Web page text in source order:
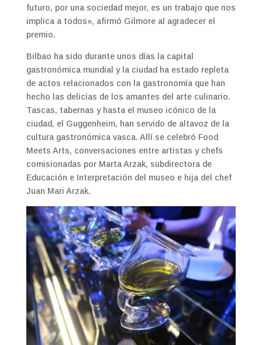
futuro, por una sociedad mejor, es un trabajo que nos
implica a todos», afirmó Gilmore al agradecer el
premio.
Bilbao ha sido durante unos días la capital
gastronómica mundial y la ciudad ha estado repleta
de actos relacionados con la gastronomía que han
hecho las delicias de los amantes del arte culinario.
Tascas, tabernas y hasta el museo icónico de la
ciudad, el Guggenheim, han servido de altavoz de la
cultura gastronómica vasca. Allí se celebró Food
Meets Arts, conversaciones entre artistas y chefs
comisionadas por Marta Arzak, subdirectora de
Educación e Interpretación del museo e hija del chef
Juan Mari Arzak.